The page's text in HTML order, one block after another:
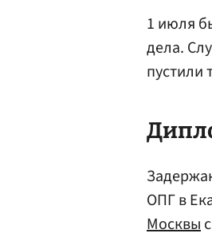
1 июля
дела.
пустили
ОПГ в
Москвы